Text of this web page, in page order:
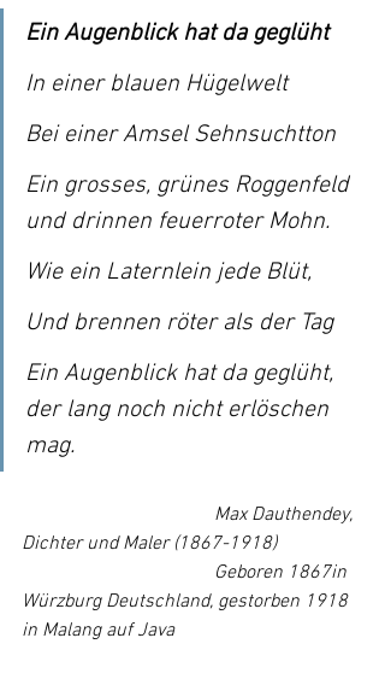
Ein Augenblick hat da geglüht
In einer blauen Hügelwelt
Bei einer Amsel Sehnsuchtton
Ein grosses, grünes Roggenfeld
und drinnen feuerroter Mohn.
Wie ein Laternlein jede Blüt,
Und brennen röter als der Tag
Ein Augenblick hat da geglüht,
der lang noch nicht erlöschen
mag.
Max Dauthendey,
Dichter und Maler (1867-1918)
Geboren 1867in
Würzburg Deutschland, gestorben 1918
in Malang auf Java